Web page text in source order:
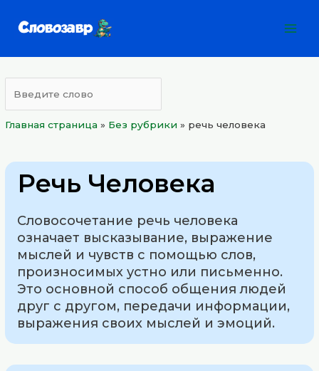
Главная страница » Без рубрики » речь человека
Речь Человека
Словосочетание речь человека
означает высказывание, выражение
мыслей и чувств с помощью слов,
произносимых устно или письменно.
Это основной способ общения людей
друг с другом, передачи информации,
выражения своих мыслей и эмоций.